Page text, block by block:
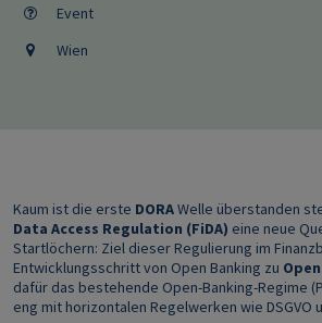
Event
Wien
Kaum ist die erste DORAWelle überstanden
Data Access Regulation (FiDA) eine neue
Startlöchern: Ziel dieser Regulierung im
Entwicklungsschritt von Open Banking zu
dafür das bestehende Open-Banking-Regime
eng mit horizontalen Regelwerken wie DSGVO